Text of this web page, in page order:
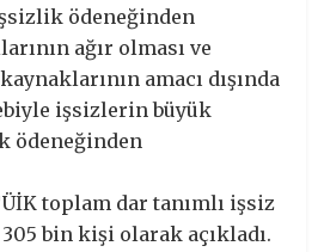
ödeneğinden
ağır olması ve
amacı dışında
işsizlerin büyük
ödeneğinden
toplam dar tanımlı işsiz
305 bin kişi olarak açıkladı.